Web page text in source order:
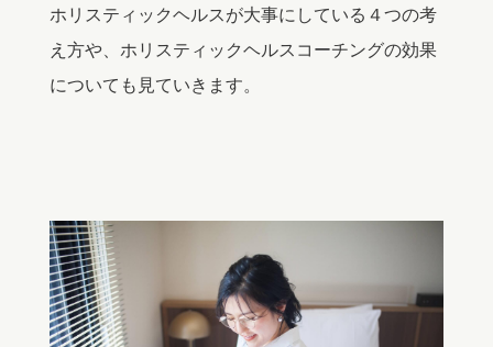
ホリスティックヘルスが大事にしている４つの考
え方や、ホリスティックヘルスコーチングの効果
についても見ていきます。